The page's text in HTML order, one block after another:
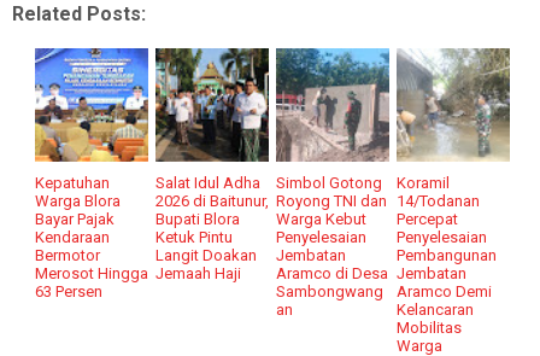
Related Posts:
Kepatuhan
Warga Blora
Bayar Pajak
Kendaraan
Bermotor
Merosot Hingga
63 Persen
Salat Idul Adha
2026 di Baitunur,
Bupati Blora
Ketuk Pintu
Langit Doakan
Jemaah Haji
Simbol Gotong
Royong TNI dan
Warga Kebut
Penyelesaian
Jembatan
Aramco di Desa
Sambongwang
an
Koramil
14/Todanan
Percepat
Penyelesaian
Pembangunan
Jembatan
Aramco Demi
Kelancaran
Mobilitas
Warga